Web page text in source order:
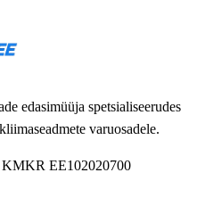
edasimüüja spetsialiseerudes
varuosadele.
KMKR EE102020700